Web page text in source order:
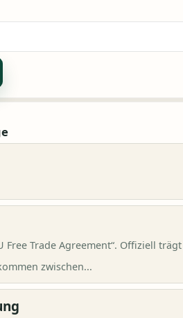
Free Trade Agreement“. Offiziell
zwischen...